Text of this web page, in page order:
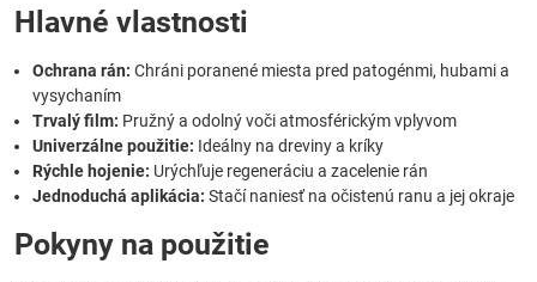
Hlavné vlastnosti
Ochrana rán: Chráni poranené miesta pred patogénmi, hubami a
vysychaním
Trvalý film: Pružný a odolný voči atmosférickým vplyvom
Univerzálne použitie: Ideálny na dreviny a kríky
Rýchle hojenie: Urýchľuje regeneráciu a zacelenie rán
Jednoduchá aplikácia: Stačí naniesť na očistenú ranu a jej okraje
Pokyny na použitie